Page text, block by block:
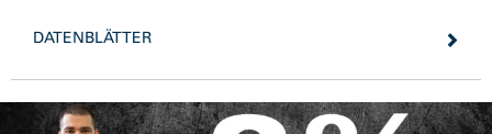
DATENBLÄTTER